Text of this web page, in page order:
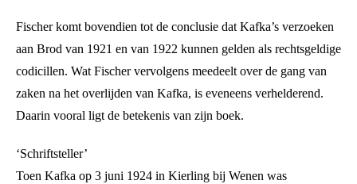
Fischer komt bovendien tot de conclusie dat Kafka’s verzoeken
aan Brod van 1921 en van 1922 kunnen gelden als rechtsgeldige
codicillen. Wat Fischer vervolgens meedeelt over de gang van
zaken na het overlijden van Kafka, is eveneens verhelderend.
Daarin vooral ligt de betekenis van zijn boek.
‘Schriftsteller’
Toen Kafka op 3 juni 1924 in Kierling bij Wenen was